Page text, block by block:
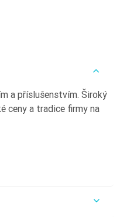
a příslušenstvím. Široký
ceny a tradice firmy na